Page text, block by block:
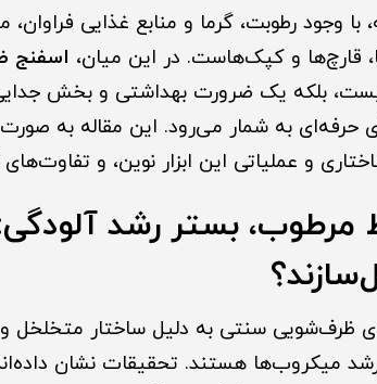
با وجود رطوبت، گرما و منابع غذایی
قارچ‌ها و کپک‌هاست. در این میان، اسفنج
بلکه یک ضرورت بهداشتی و بخش
حرفه‌ای به شمار می‌رود. این مقاله به
و عملیاتی این ابزار نوین، و
مرطوب، بستر رشد
ظرف‌شویی سنتی به دلیل ساختار متخلخل
میکروب‌ها هستند. تحقیقات نشان